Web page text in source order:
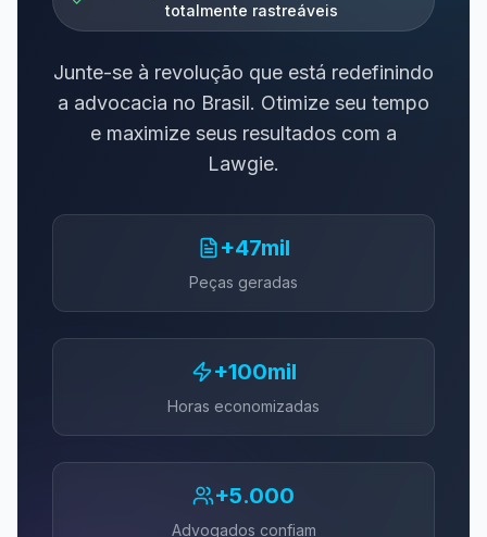
totalmente rastreáveis
Junte-se à revolução que está redefinindo
a advocacia no Brasil. Otimize seu tempo
e maximize seus resultados com a
Lawgie.
+47mil
Peças geradas
+100mil
Horas economizadas
+5.000
Advogados confiam